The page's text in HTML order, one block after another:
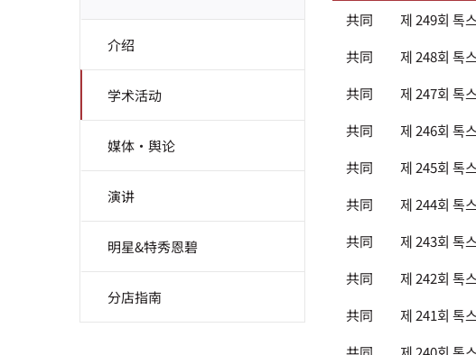
介绍
学术活动
媒体·舆论
演讲
明星&特秀恩碧
分店指南
共同 제 249회 톡
共同
제 248회 톡
共同
제 247회 톡
共同
제 246회 톡
共同
제 245회 톡
共同
제 244회 톡
共同
제 243회 톡
共同
제 242회 톡
共同
제 241회 톡